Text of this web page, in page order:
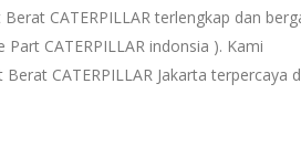
CATERPILLAR terlengkap dan
CATERPILLAR indonsia ). Kami
CATERPILLAR Jakarta terpercaya